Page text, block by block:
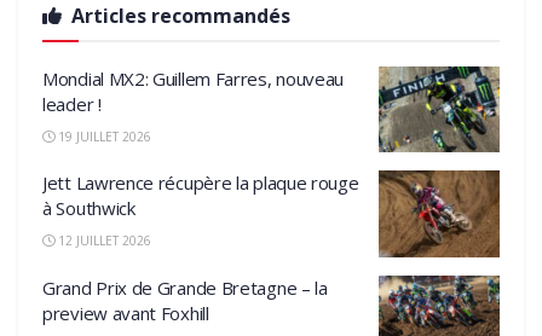
Articles recommandés
Mondial MX2: Guillem Farres, nouveau
leader !
19 JUILLET 2026
Jett Lawrence récupère la plaque rouge
à Southwick
12 JUILLET 2026
Grand Prix de Grande Bretagne – la
preview avant Foxhill